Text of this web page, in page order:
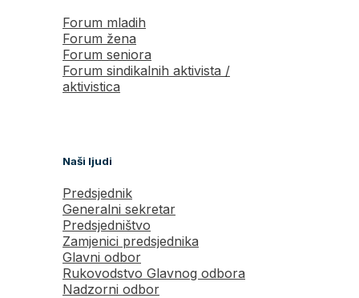
Forum mladih
Forum žena
Forum seniora
Forum sindikalnih aktivista /
aktivistica
Naši ljudi
Predsjednik
Generalni sekretar
Predsjedništvo
Zamjenici predsjednika
Glavni odbor
Rukovodstvo Glavnog odbora
Nadzorni odbor